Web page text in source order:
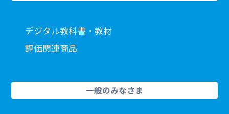
デジタル教科書・教材
評価関連商品
一般のみなさま